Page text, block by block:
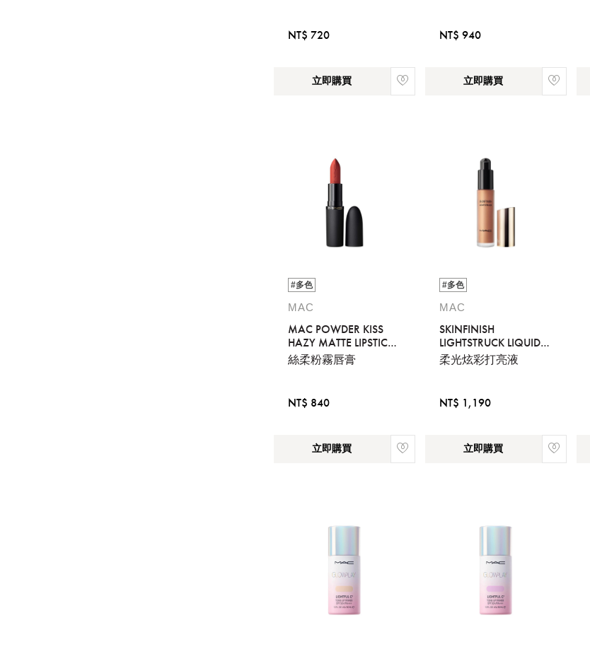
NT$ 720
立即購買
NT$ 940
立即購買
#多色
MAC
MAC POWDER KISS
HAZY MATTE LIPSTICK
TAKEN
絲柔粉霧唇膏
NT$ 840
立即購買
#多色
MAC
SKINFINISH
LIGHTSTRUCK LIQUID
HIGHLIGHTER
柔光炫彩打亮液
NT$ 1,190
立即購買